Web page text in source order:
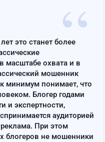
“
это станет более
масштабе охвата и в
мошенник
минимум понимает, что
Блогер годами
и экспертности,
аудиторией
реклама. При этом
блогеров не мошенники